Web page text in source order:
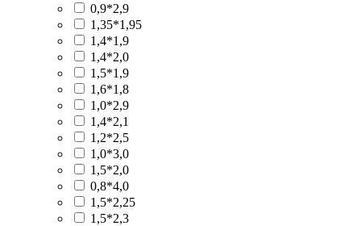
0,9*2,9
1,35*1,95
1,4*1,9
1,4*2,0
1,5*1,9
1,6*1,8
1,0*2,9
1,4*2,1
1,2*2,5
1,0*3,0
1,5*2,0
0,8*4,0
1,5*2,25
1,5*2,3